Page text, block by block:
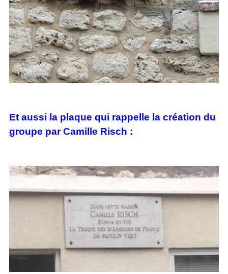
Et aussi la plaque qui rappelle la création du
groupe par Camille Risch :